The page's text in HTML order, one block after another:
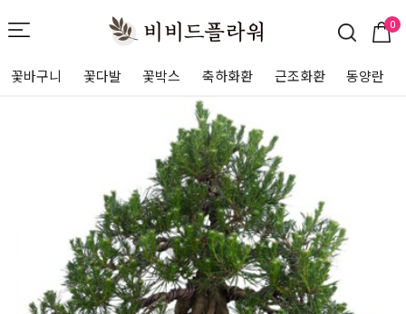
0
꽃바구니 꽃다발 꽃박스 축하화환 근조화환 동양란